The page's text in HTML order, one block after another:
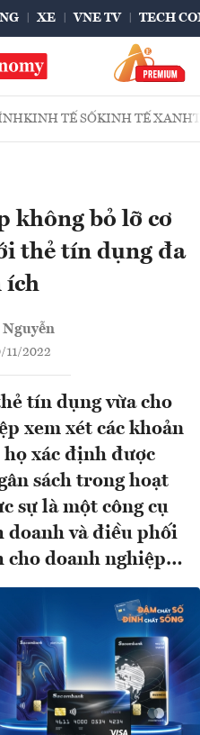
XE VNE TV TECH
KINH TẾ SỐKINH TẾ XANH
không bỏ lỡ cơ
thẻ tín dụng đa
ích
Nguyễn
11/2022
tín dụng vừa cho
xem xét các khoản
xác định được
sách trong hoạt
sự là một công cụ
doanh và điều phối
cho doanh nghiệp…